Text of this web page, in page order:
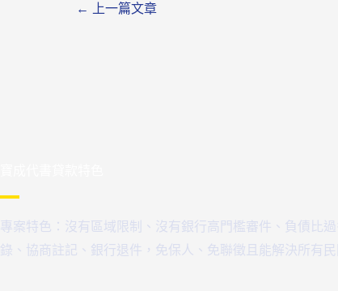
← 上一篇文章
專案特色：沒有區域限制、沒有銀行高門檻審件、負債比
錄、協商註記、銀行退件，免保人、免聯徵且能解決所有民